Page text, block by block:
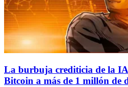
La burbuja crediticia de la
Bitcoin a más de 1 millón de